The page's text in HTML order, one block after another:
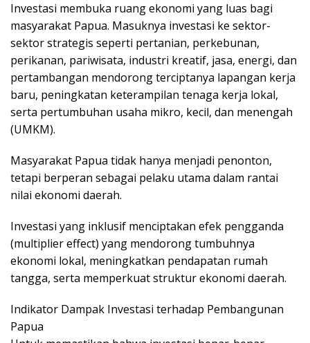
Investasi membuka ruang ekonomi yang luas bagi
masyarakat Papua. Masuknya investasi ke sektor-
sektor strategis seperti pertanian, perkebunan,
perikanan, pariwisata, industri kreatif, jasa, energi, dan
pertambangan mendorong terciptanya lapangan kerja
baru, peningkatan keterampilan tenaga kerja lokal,
serta pertumbuhan usaha mikro, kecil, dan menengah
(UMKM).
Masyarakat Papua tidak hanya menjadi penonton,
tetapi berperan sebagai pelaku utama dalam rantai
nilai ekonomi daerah.
Investasi yang inklusif menciptakan efek pengganda
(multiplier effect) yang mendorong tumbuhnya
ekonomi lokal, meningkatkan pendapatan rumah
tangga, serta memperkuat struktur ekonomi daerah.
Indikator Dampak Investasi terhadap Pembangunan
Papua